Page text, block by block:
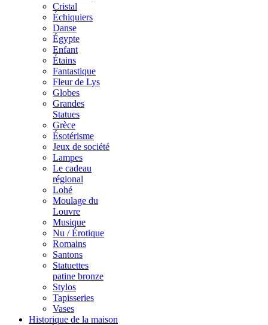
Cristal
Échiquiers
Danse
Égypte
Enfant
Étains
Fantastique
Fleur de Lys
Globes
Grandes
Statues
Grèce
Ésotérisme
Jeux de société
Lampes
Le cadeau
régional
Lohé
Moulage du
Louvre
Musique
Nu / Érotique
Romains
Santons
Statuettes
patine bronze
Stylos
Tapisseries
Vases
Historique de la maison